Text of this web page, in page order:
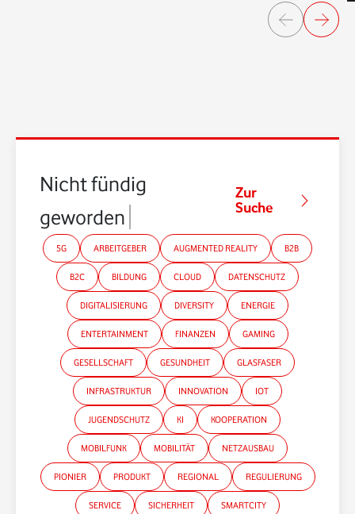
Nicht fündig
geworden?
Zur
Suche
5G ARBEITGEBER AUGMENTED REALITY B2B
B2C BILDUNG CLOUD DATENSCHUTZ
DIGITALISIERUNG DIVERSITY ENERGIE
ENTERTAINMENT FINANZEN GAMING
GESELLSCHAFT GESUNDHEIT GLASFASER
INFRASTRUKTUR INNOVATION IOT
JUGENDSCHUTZ KI KOOPERATION
MOBILFUNK MOBILITÄT NETZAUSBAU
PIONIER PRODUKT REGIONAL REGULIERUNG
SERVICE SICHERHEIT SMARTCITY